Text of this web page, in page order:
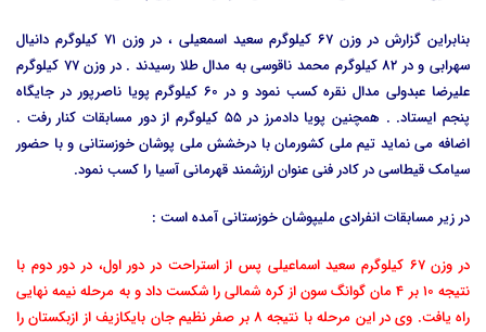
بنابراین گزارش در وزن 67 کیلوگرم سعید اسمعیلی ، در وزن 71 کیلوگرم دانیال
سهرابی و در 82 کیلوگرم محمد ناقوسی به مدال طلا رسیدند . در وزن 77 کیلوگرم
علیرضا عبدولی مدال نقره کسب نمود و در 60 کیلوگرم پویا ناصرپور در جایگاه
پنجم ایستاد. . همچنین پویا دادمرز در 55 کیلوگرم از دور مسابقات کنار رفت .
اضافه می نماید تیم ملی کشورمان با درخشش ملی پوشان خوزستانی و با حضور
سیامک قیطاسی در کادر فنی عنوان ارزشمند قهرمانی آسیا را کسب نمود.
در زیر مسابقات انفرادی ملیپوشان خوزستانی آمده است :
در وزن 67 کیلوگرم سعید اسماعیلی پس از استراحت در دور اول، در دور دوم با
نتیجه 10 بر 4 مان گوانگ سون از کره شمالی را شکست داد و به مرحله نیمه نهایی
راه یافت. وی در این مرحله با نتیجه 8 بر صفر نظیم جان بایکازیف از ازبکستان را